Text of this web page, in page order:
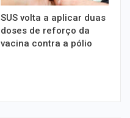
SUS volta a aplicar duas
doses de reforço da
vacina contra a pólio